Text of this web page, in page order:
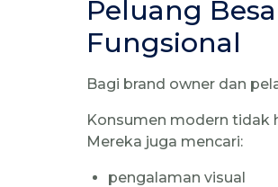
Peluang
Fungsional
Bagi brand owner dan
Konsumen modern tidak
Mereka juga mencari:
pengalaman visual